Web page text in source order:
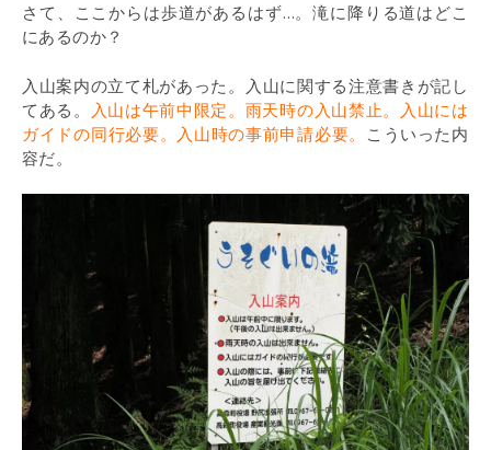
さて、ここからは歩道があるはず…。滝に降りる道はどこ
にあるのか？
入山案内の立て札があった。入山に関する注意書きが記し
てある。
入山は午前中限定。雨天時の入山禁止。入山には
ガイドの同行必要。入山時の事前申請必要。
こういった内
容だ。